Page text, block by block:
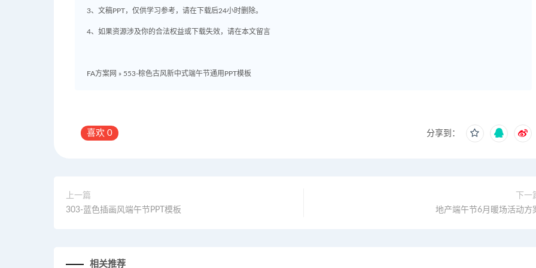
3、文稿PPT，仅供学习参考，请在下载后24小时删除。
4、如果资源涉及你的合法权益或下载失效，请在本文留言
FA方案网 » 553-棕色古风新中式端午节通用PPT模板
喜欢 0 分享到：
上一篇
303-蓝色插画风端午节PPT模板
下一
地产端午节6月暖场活动方
相关推荐